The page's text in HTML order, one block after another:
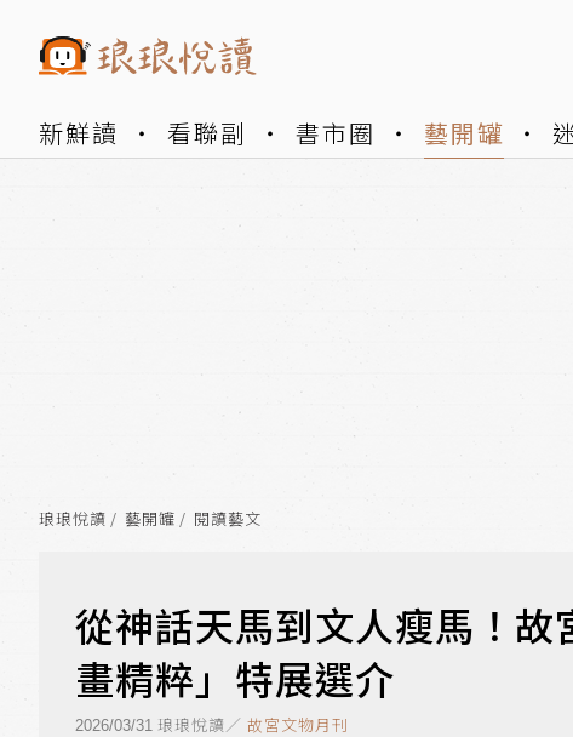
新鮮讀 看聯副 書市圈 藝開罐
琅琅悅讀 藝開罐 閱讀藝文
從神話天馬到文人瘦馬！
畫精粹」特展選介
2026/03/31 琅琅悅讀／ 故宮文物月刊